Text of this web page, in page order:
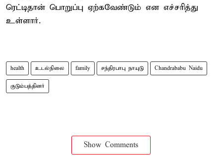
ரெட்டிதான் பொறுப்பு ஏற்கவேண்டும் என எச்சரித்து
உள்ளார்.
health உடல்நிலை family சந்திரபாபு நாயுடு Chandrababu Naidu
குடும்பத்தினர்
Show Comments